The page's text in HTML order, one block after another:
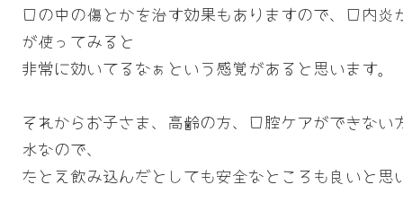
口の中の傷とかを治す効果もありますので、口内炎
が使ってみると
非常に効いてるなぁという感覚があると思います。
それからお子さま、高齢の方、口腔ケアができない
水なので、
たとえ飲み込んだとしても安全なところも良いと思